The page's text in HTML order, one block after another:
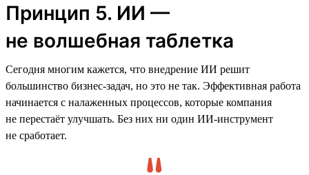
Принцип 5. ИИ —
не волшебная таблетка
Сегодня многим кажется, что внедрение ИИ решит
большинство бизнес-задач, но это не так. Эффективная работа
начинается с налаженных процессов, которые компания
не перестаёт улучшать. Без них ни один ИИ-инструмент
не сработает.